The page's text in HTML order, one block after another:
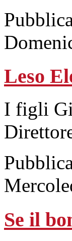
Leso
I figli
Se il